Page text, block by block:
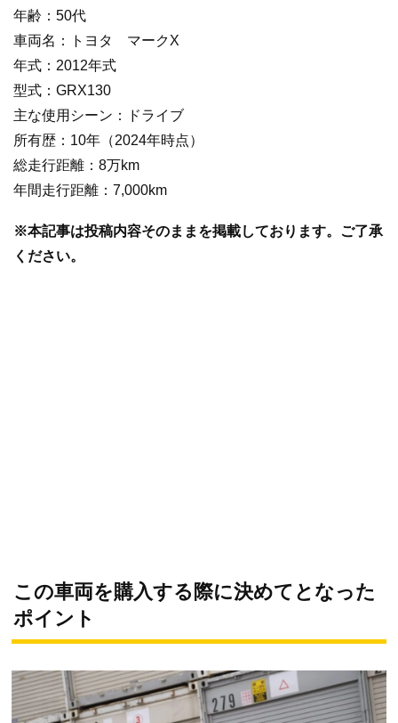
年齢：50代
車両名：トヨタ マークX
年式：2012年式
型式：GRX130
主な使用シーン：ドライブ
所有歴：10年（2024年時点）
総走行距離：8万km
年間走行距離：7,000km
※本記事は投稿内容そのままを掲載しております。ご了承
ください。
この車両を購入する際に決めてとなった
ポイント